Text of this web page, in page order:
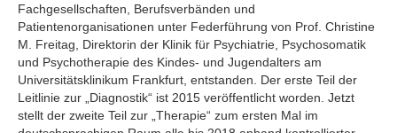
Fachgesellschaften, Berufsverbänden und
Patientenorganisationen unter Federführung von Prof. Christine
M. Freitag, Direktorin der Klinik für Psychiatrie, Psychosomatik
und Psychotherapie des Kindes- und Jugendalters am
Universitätsklinikum Frankfurt, entstanden. Der erste Teil der
Leitlinie zur „Diagnostik“ ist 2015 veröffentlicht worden. Jetzt
stellt der zweite Teil zur „Therapie“ zum ersten Mal im